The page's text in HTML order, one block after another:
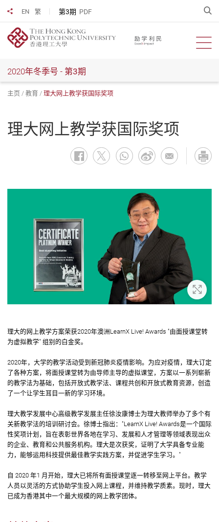
EN 繁 第3期 PDF
分享到
开
2020年冬季号 - 第3期
主页 教育 理大网上教学获国际奖项
理大网上教学获国际奖项
放大
理大的网上教学方案荣获2020年澳洲LearnX Live! Awards "由面授课堂转
为虚拟教学" 组别的白金奖。
2020年，大学的教学活动受到新冠肺炎疫情影响。为应对疫情，理大订定
了各种方案，将面授课堂转为由导师主导的虚拟课堂，方案以一系列崭新
的教学法为基础，包括开放式教学法、课程共创和开放式教育资源，创造
了一个让学生耳目一新的学习环境。
理大教学发展中心高级教学发展主任徐汝康博士为理大教师举办了多个有
关新教学法的培训研讨会。徐博士指出："LearnX Live! Awards是一个国际
性奖项计划，旨在表彰世界各地在学习、发展和人才管理等领域表现出众
的企业、教育和公共服务机构。理大是次获奖，证明了大学具备专业能
力，能够运用科技提供最佳教学实践方案，并促进学生学习。"
自 2020 年1 月开始，理大已将所有面授课堂逐一转移至网上平台。教学
人员以灵活的方式协助学生投入网上课程，并维持教学质素。现时，理大
已成为香港其中一个最大规模的网上教学团体。